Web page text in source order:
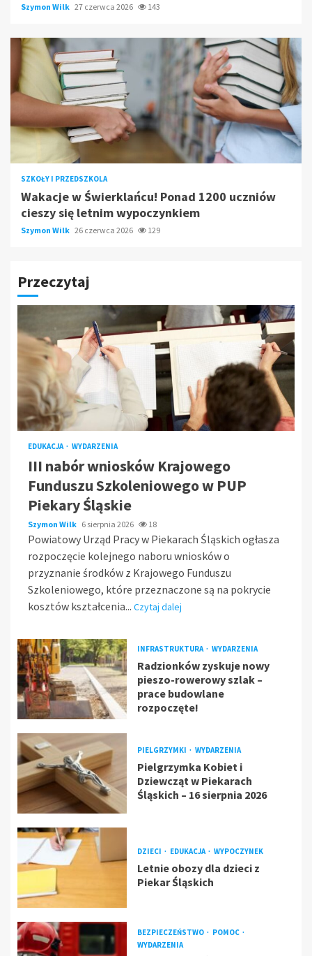
Szymon Wilk 27 czerwca 2026 143
SZKOŁY I PRZEDSZKOLA
Wakacje w Świerklańcu! Ponad 1200 uczniów
cieszy się letnim wypoczynkiem
Szymon Wilk 26 czerwca 2026 129
Przeczytaj
EDUKACJA WYDARZENIA
III nabór wniosków Krajowego
Funduszu Szkoleniowego w PUP
Piekary Śląskie
Szymon Wilk 6 sierpnia 2026 18
Powiatowy Urząd Pracy w Piekarach Śląskich ogłasza
rozpoczęcie kolejnego naboru wniosków o
przyznanie środków z Krajowego Funduszu
Szkoleniowego, które przeznaczone są na pokrycie
kosztów kształcenia... Czytaj dalej
INFRASTRUKTURA WYDARZENIA
Radzionków zyskuje nowy
pieszo-rowerowy szlak –
prace budowlane
rozpoczęte!
PIELGRZYMKI WYDARZENIA
Pielgrzymka Kobiet i
Dziewcząt w Piekarach
Śląskich – 16 sierpnia 2026
DZIECI EDUKACJA WYPOCZYNEK
Letnie obozy dla dzieci z
Piekar Śląskich
BEZPIECZEŃSTWO
POMOC
WYDARZENIA